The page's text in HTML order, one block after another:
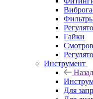
Гайки
Инструмент
Назад
Для